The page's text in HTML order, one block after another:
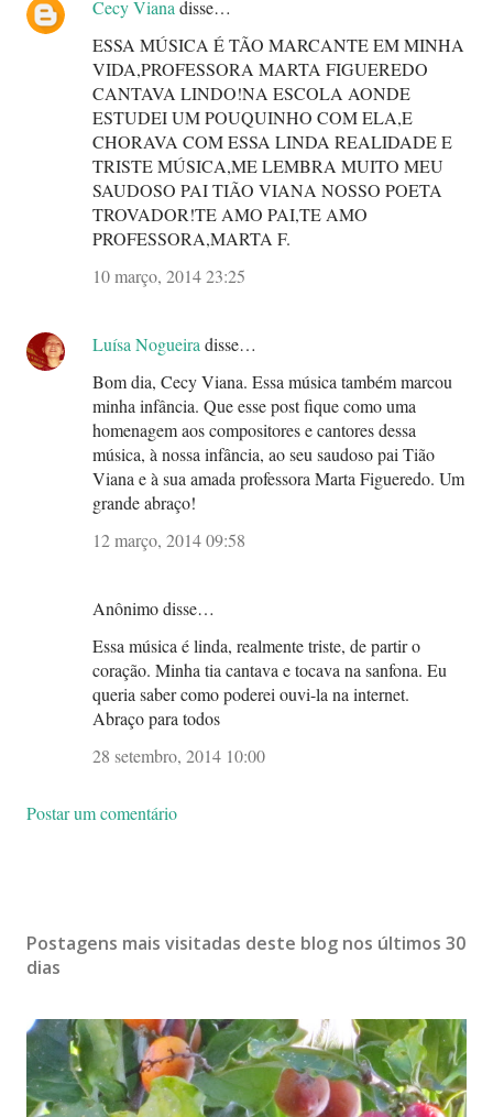
Cecy Vianadisse…
ESSA MÚSICA É TÃO MARCANTE EM MINHA
VIDA,PROFESSORA MARTA FIGUEREDO
CANTAVA LINDO!NA ESCOLA AONDE
ESTUDEI UM POUQUINHO COM ELA,E
CHORAVA COM ESSA LINDA REALIDADE E
TRISTE MÚSICA,ME LEMBRA MUITO MEU
SAUDOSO PAI TIÃO VIANA NOSSO POETA
TROVADOR!TE AMO PAI,TE AMO
PROFESSORA,MARTA F.
10 março, 2014 23:25
Luísa Nogueiradisse…
Bom dia, Cecy Viana. Essa música também marcou
minha infância. Que esse post fique como uma
homenagem aos compositores e cantores dessa
música, à nossa infância, ao seu saudoso pai Tião
Viana e à sua amada professora Marta Figueredo. Um
grande abraço!
12 março, 2014 09:58
Anônimo disse…
Essa música é linda, realmente triste, de partir o
coração. Minha tia cantava e tocava na sanfona. Eu
queria saber como poderei ouvi-la na internet.
Abraço para todos
28 setembro, 2014 10:00
Postar um comentário
Postagens mais visitadas deste blog nos últimos 30
dias